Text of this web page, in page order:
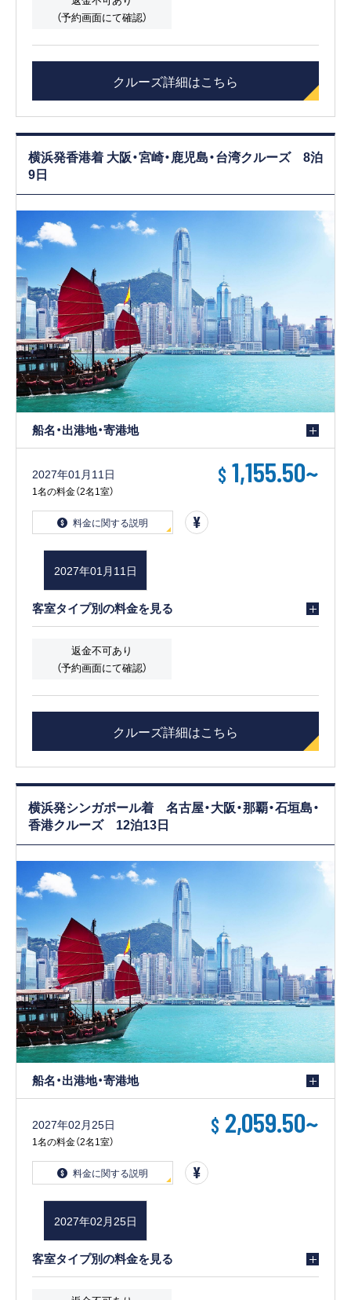
（予約画面にて確認）
クルーズ詳細はこちら
横浜発香港着 大阪・宮崎・鹿児島・台湾クルーズ 8泊
9日
船名・出港地・寄港地
2027年01月11日
1名の料金（2名1室）
$ 1,155.50~
料金に関する説明
2027年01月11日
客室タイプ別の料金を見る
返金不可あり
（予約画面にて確認）
クルーズ詳細はこちら
横浜発シンガポール着 名古屋・大阪・那覇・石垣島・
香港クルーズ 12泊13日
船名・出港地・寄港地
2027年02月25日
1名の料金（2名1室）
$ 2,059.50~
料金に関する説明
2027年02月25日
客室タイプ別の料金を見る